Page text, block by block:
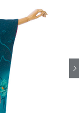
ループの
こちら